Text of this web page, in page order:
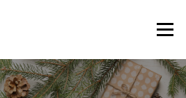
Valikko